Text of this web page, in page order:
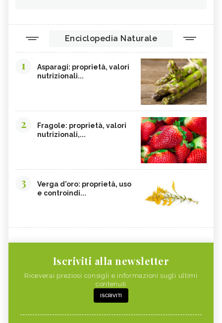
Enciclopedia Naturale
1
Asparagi: proprietà, valori
nutrizionali...
2
Fragole: proprietà, valori
nutrizionali,...
3
Verga d'oro: proprietà, uso
e controindi...
Iscriviti alla newsletter
Riceverai preziosi consigli e informazioni sugli ultimi
contenuti
ISCRIVITI